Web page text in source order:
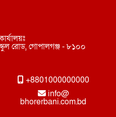
রোড, গোপালগঞ্জ - ৮১০০
+8801000000000
info@
bhorerbani.com.bd